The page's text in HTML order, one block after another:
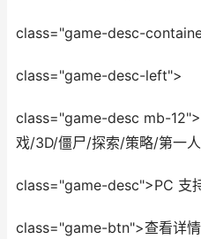
class="game-desc-
class="game-desc-left">
class="game-desc mb-
戏/3D/僵尸/探索/策略/第一
class="game-desc">PC 支
class="game-btn">查看详情